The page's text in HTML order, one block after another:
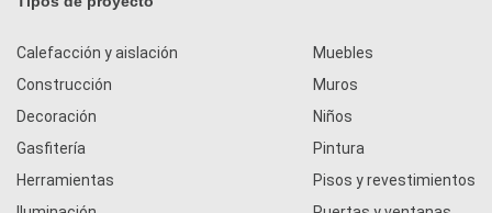
Calefacción y aislación
Construcción
Decoración
Gasfitería
Herramientas
Muebles
Muros
Niños
Pintura
Pisos y revestimientos